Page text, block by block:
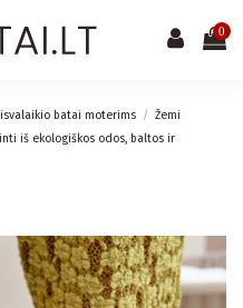
0
batai moterims
Žemi
iš ekologiškos odos, baltos ir